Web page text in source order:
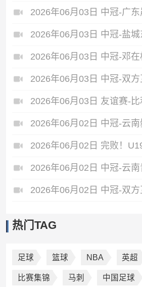
热门TAG
足球 篮球 NBA 英超
比赛集锦 马刺 中国足球